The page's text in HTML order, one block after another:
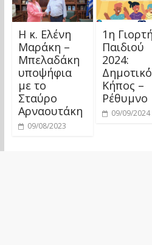
Η κ. Ελένη
Μαράκη –
Μπελαδάκη
υποψήφια
με το
Σταύρο
Αρναουτάκη
09/08/2023
1η Γιορτή
Παιδιού
2024:
Κήπος –
Ρέθυμνο
09/09/2024